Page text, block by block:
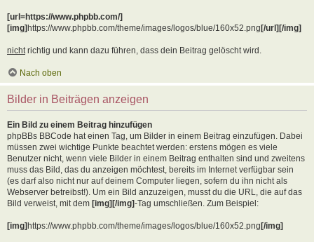
[url=https://www.phpbb.com/]
[img]https://www.phpbb.com/theme/images/logos/blue/160x52.png[/url][/img]
nicht richtig und kann dazu führen, dass dein Beitrag gelöscht wird.
Nach oben
Bilder in Beiträgen anzeigen
Ein Bild zu einem Beitrag hinzufügen
phpBBs BBCode hat einen Tag, um Bilder in einem Beitrag einzufügen. Dabei
müssen zwei wichtige Punkte beachtet werden: erstens mögen es viele
Benutzer nicht, wenn viele Bilder in einem Beitrag enthalten sind und zweitens
muss das Bild, das du anzeigen möchtest, bereits im Internet verfügbar sein
(es darf also nicht nur auf deinem Computer liegen, sofern du ihn nicht als
Webserver betreibst!). Um ein Bild anzuzeigen, musst du die URL, die auf das
Bild verweist, mit dem [img][/img]-Tag umschließen. Zum Beispiel:
[img]https://www.phpbb.com/theme/images/logos/blue/160x52.png[/img]